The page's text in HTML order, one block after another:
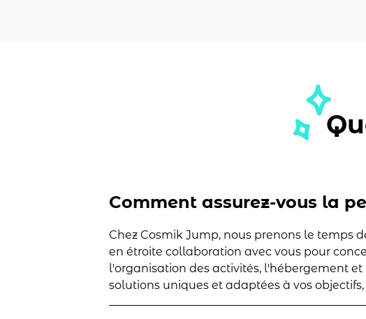
Comment assurez-vous la
Chez Cosmik Jump, nous prenons le temps
en étroite collaboration avec vous pour
l'organisation des activités, l'hébergement
solutions uniques et adaptées à vos